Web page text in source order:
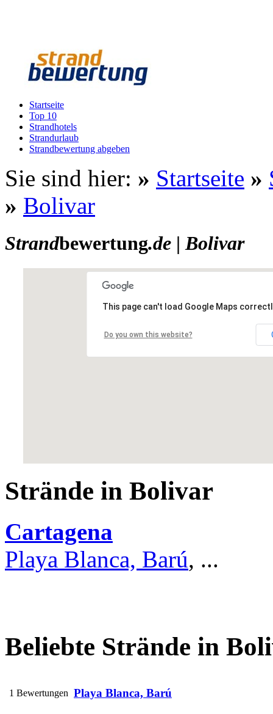
Startseite
Top 10
Strandhotels
Strandurlaub
Strandbewertung abgeben
Sie sind hier: » Startseite »
» Bolivar
Strandbewertung.de |Bolivar
This page can't load Google Maps
Do you own this website?
Strände in Bolivar
Cartagena
Playa Blanca, Barú, ...
Beliebte Strände in
1 Bewertungen Playa Blanca, Barú